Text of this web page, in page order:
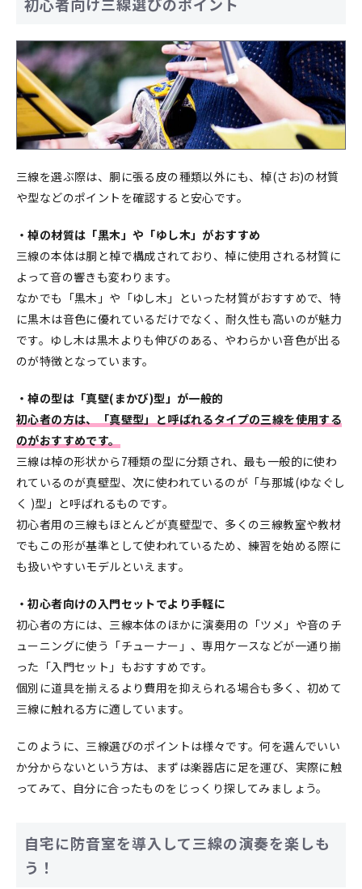
初心者向け三線選びのポイント
三線を選ぶ際は、胴に張る皮の種類以外にも、棹(さお)の材質
や型などのポイントを確認すると安心です。
・棹の材質は「黒木」や「ゆし木」がおすすめ
三線の本体は胴と棹で構成されており、棹に使用される材質に
よって音の響きも変わります。
なかでも「黒木」や「ゆし木」といった材質がおすすめで、特
に黒木は音色に優れているだけでなく、耐久性も高いのが魅力
です。ゆし木は黒木よりも伸びのある、やわらかい音色が出る
のが特徴となっています。
・棹の型は「真壁(まかび)型」が一般的
初心者の方は、「真壁型」と呼ばれるタイプの三線を使用する
のがおすすめです。
三線は棹の形状から7種類の型に分類され、最も一般的に使わ
れているのが真壁型、次に使われているのが「与那城(ゆなぐし
く )型」と呼ばれるものです。
初心者用の三線もほとんどが真壁型で、多くの三線教室や教材
でもこの形が基準として使われているため、練習を始める際に
も扱いやすいモデルといえます。
・初心者向けの入門セットでより手軽に
初心者の方には、三線本体のほかに演奏用の「ツメ」や音のチ
ューニングに使う「チューナー」、専用ケースなどが一通り揃
った「入門セット」もおすすめです。
個別に道具を揃えるより費用を抑えられる場合も多く、初めて
三線に触れる方に適しています。
このように、三線選びのポイントは様々です。何を選んでいい
か分からないという方は、まずは楽器店に足を運び、実際に触
ってみて、自分に合ったものをじっくり探してみましょう。
自宅に防音室を導入して三線の演奏を楽しも
う！